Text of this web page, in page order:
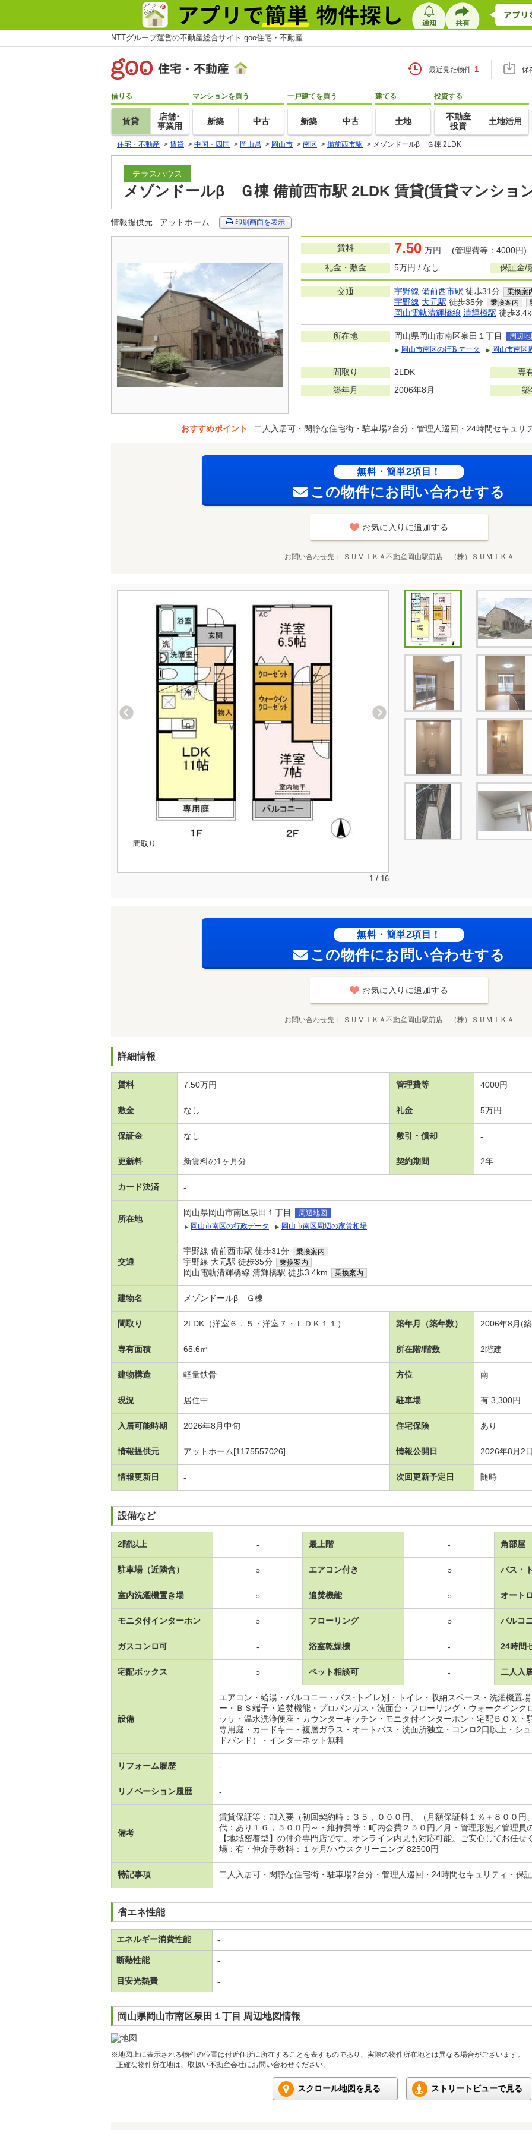
NTTグループ運営の不動産総合サイト goo住宅・不動産
最近見た物件 1 保
借りる
賃貸
店舗･
事業用
マンションを買う
新築 中古
一戸建てを買う
新築 中古
建てる
土地
投資する
不動産
投資
土地活用
住宅・不動産 > 賃貸 > 中国・四国 > 岡山県 > 岡山市 > 南区 > 備前西市駅 > メゾンドールβ Ｇ棟 2LDK
テラスハウス
メゾンドールβ Ｇ棟 備前西市駅 2LDK 賃貸(賃貸マンショ
情報提供元 アットホーム 印刷画面を表示
賃料 7.50 万円 (管理費等：4000円)
礼金・敷金
5万円 / なし 保証金/
交通 宇野線 備前西市駅 徒歩31分 乗換案
宇野線 大元駅 徒歩35分 乗換案内
岡山電軌清輝橋線 清輝橋駅 徒歩
所在地 岡山県岡山市南区泉田１丁目
周辺地
岡山市南区の行政データ
岡山市南区
間取り 2LDK 専
築年月 2006年8月 築
おすすめポイント 二人入居可・閑静な住宅街・駐車場2台分・管理人巡回・24時間セキュリ
無料・簡単2項目！
この物件にお問い合わせする
お気に入りに追加する
お問い合わせ先 ＳＵＭＩＫＡ不動産岡山駅前店 （株）ＳＵＭＩＫＡ
間取り
1 / 16
無料・簡単2項目！
この物件にお問い合わせする
お気に入りに追加する
お問い合わせ先 ＳＵＭＩＫＡ不動産岡山駅前店 （株）ＳＵＭＩＫＡ
詳細情報
賃料 7.50万円 管理費等 4000円
敷金 なし 礼金 5万円
保証金 なし 敷引・償却 -
更新料 新賃料の1ヶ月分 契約期間 2年
カード決済 -
所在地
岡山県岡山市南区泉田１丁目
周辺地図
岡山市南区の行政データ
岡山市南区周辺の家賃相場
交通
宇野線 備前西市駅 徒歩31分 乗換案内
宇野線 大元駅 徒歩35分 乗換案内
岡山電軌清輝橋線 清輝橋駅 徒歩3.4km 乗換案内
建物名 メゾンドールβ Ｇ棟
間取り 2LDK（洋室６．５・洋室７・ＬＤＫ１１） 築年月（築年数） 2006年8月(
専有面積 65.6㎡ 所在階/階数 2階建
建物構造 軽量鉄骨 方位 南
現況 居住中 駐車場 有 3,300円
入居可能時期 2026年8月中旬 住宅保険 あり
情報提供元 アットホーム[1175557026] 情報公開日 2026年8月2日
情報更新日 - 次回更新予定日 随時
設備など
2階以上 - 最上階 - 角部屋
駐車場（近隣含） ○ エアコン付き ○ バス・
室内洗濯機置き場 ○ 追焚機能 ○ オート
モニタ付インターホン ○ フローリング ○ バルコ
ガスコンロ可 - 浴室乾燥機 - 24時間
宅配ボックス ○ ペット相談可 - 二人入
設備
エアコン・給湯・バルコニー・バス･トイレ別・トイレ・収納スペース・洗濯機置
ー・ＢＳ端子・追焚機能・プロパンガス・洗面台・フローリング・ウォークインク
ッサ・温水洗浄便座・カウンターキッチン・モニタ付インターホン・宅配ＢＯＸ・
専用庭・カードキー・複層ガラス・オートバス・洗面所独立・コンロ2口以上・シ
ドバンド）・インターネット無料
リフォーム履歴 -
リノベーション履歴 -
備考
賃貸保証等：加入要（初回契約時：３５，０００円、（月額保証料１％＋８００円
代：あり１６，５００円～・維持費等：町内会費２５０円／月・管理形態／管理員
【地域密着型】の仲介専門店です。オンライン内見も対応可能。ご安心してお任
場：有・仲介手数料：１ヶ月/ハウスクリーニング 82500円
特記事項 二人入居可・閑静な住宅街・駐車場2台分・管理人巡回・24時間セキュリティ・保
省エネ性能
エネルギー消費性能 -
断熱性能 -
目安光熱費 -
岡山県岡山市南区泉田１丁目 周辺地図情報
※地図上に表示される物件の位置は付近住所に所在することを表すものであり、実際の物件所在地とは異なる場合がございます。
正確な物件所在地は、取扱い不動産会社にお問い合わせください。
スクロール地図を見る ストリートビューで見る